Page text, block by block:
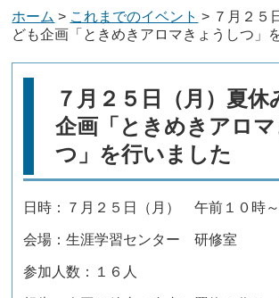
ホーム > これまでのイベント > ７月２５
ども企画「ときめきアロマきょうしつ」
７月２５日（月）夏休
企画「ときめきアロ
つ」を行いました
日時：７月２５日（月） 午前１０時
会場：生涯学習センター 研修室
参加人数：１６人